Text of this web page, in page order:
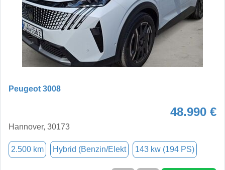
Peugeot 3008
48.990 €
Hannover, 30173
2.500 km Hybrid (Benzin/Elekt 143 kw (194 PS)